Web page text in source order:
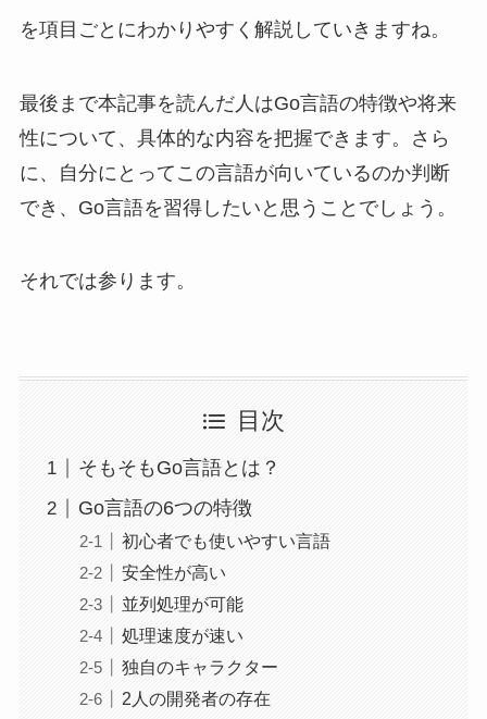
を項目ごとにわかりやすく解説していきますね。
最後まで本記事を読んだ人はGo言語の特徴や将来
性について、具体的な内容を把握できます。さら
に、自分にとってこの言語が向いているのか判断
でき、Go言語を習得したいと思うことでしょう。
それでは参ります。
目次
そもそもGo言語とは？
Go言語の6つの特徴
初心者でも使いやすい言語
安全性が高い
並列処理が可能
処理速度が速い
独自のキャラクター
2人の開発者の存在